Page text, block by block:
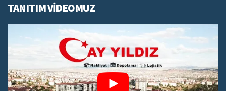
TANITIM VİDEOMUZ